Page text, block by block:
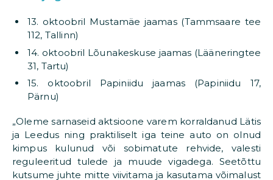
13. oktoobril Mustamäe jaamas (Tammsaare tee
112, Tallinn)
14. oktoobril Lõunakeskuse jaamas (Lääneringtee
31, Tartu)
15. oktoobril Papiniidu jaamas (Papiniidu 17,
Pärnu)
„Oleme sarnaseid aktsioone varem korraldanud Lätis
ja Leedus ning praktiliselt iga teine auto on olnud
kimpus kulunud või sobimatute rehvide, valesti
reguleeritud tulede ja muude vigadega. Seetõttu
kutsume juhte mitte viivitama ja kasutama võimalust